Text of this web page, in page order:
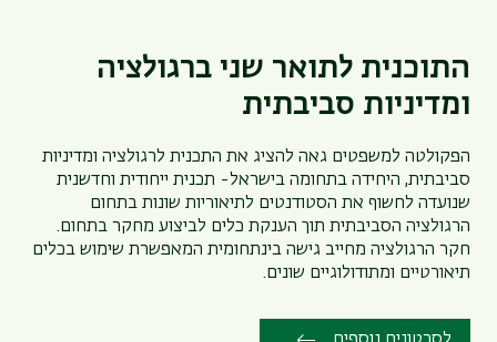
התוכנית לתואר שני ברגולציה
ומדיניות סביבתית
הפקולטה למשפטים גאה להציג את התכנית לרגולציה ומדיניות
סביבתית, היחידה בתחומה בישראל- תכנית ייחודית וחדשנית
שנועדה לחשוף את הסטודנטים לתיאוריות שונות בתחום
הרגולציה הסביבתית תוך הענקת כלים לביצוע מחקר בתחום.
חקר הרגולציה מחייב גישה בינתחומית המאפשרת שימוש בכלים
תיאורטיים ומתודולוגיים שונים.